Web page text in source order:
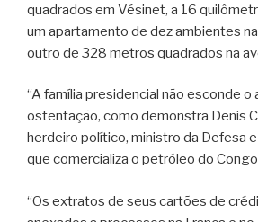
quadrados em Vésinet, a 16
um apartamento de dez ambientes na
outro de 328 metros quadrados na
“A família presidencial não esconde o
ostentação, como demonstra Denis
herdeiro político, ministro da Defesa
que comercializa o petróleo do
“Os extratos de seus cartões de